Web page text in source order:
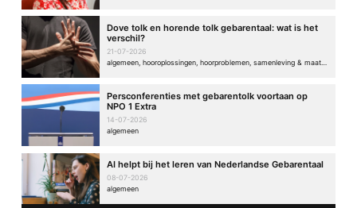
Dove tolk en horende tolk gebarentaal: wat is het
verschil?
21-07-2026
algemeen, hooroplossingen, hoorproblemen, samenleving & maatschappij
Persconferenties met gebarentolk voortaan op
NPO 1 Extra
14-07-2026
algemeen
AI helpt bij het leren van Nederlandse Gebarentaal
08-07-2026
algemeen